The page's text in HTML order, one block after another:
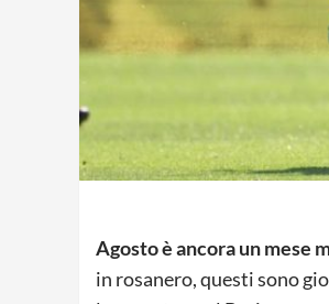
Agosto è ancora un mese
in rosanero, questi sono